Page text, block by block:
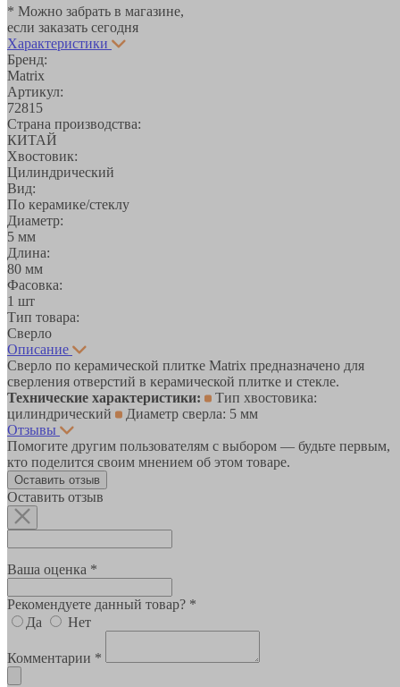
* Можно забрать в магазине,
если заказать сегодня
Характеристики
Бренд:
Matrix
Артикул:
72815
Страна производства:
КИТАЙ
Хвостовик:
Цилиндрический
Вид:
По керамике/стеклу
Диаметр:
5 мм
Длина:
80 мм
Фасовка:
1 шт
Тип товара:
Сверло
Описание
Сверло по керамической плитке Matrix предназначено для
сверления отверстий в керамической плитке и стекле.
Технические характеристики:
Тип хвостовика:
цилиндрический
Диаметр сверла: 5 мм
Отзывы
Помогите другим пользователям с выбором — будьте первым,
кто поделится своим мнением об этом товаре.
Оставить отзыв
Оставить отзыв
Ваша оценка *
Рекомендуете данный товар? *
Да
Нет
Комментарии *